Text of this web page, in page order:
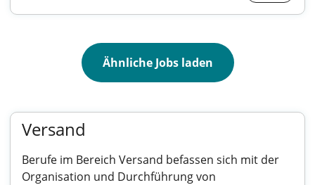
Ähnliche Jobs laden
Versand
Berufe im Bereich Versand befassen sich mit der
Organisation und Durchführung von